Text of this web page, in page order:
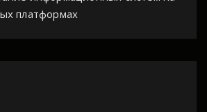
платформах